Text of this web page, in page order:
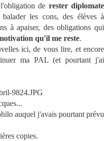
de rester diplomate
les cons, des élèves à
à apaiser, des obligations qui
qu'il me reste.
ici, de vous lire, et encore
ma PAL (et pourtant j'ai
auquel j'avais pourtant prévu
copies.